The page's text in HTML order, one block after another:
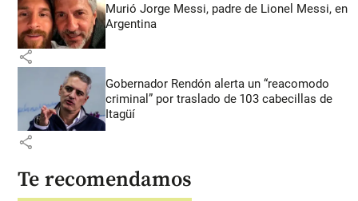
Murió Jorge Messi, padre de Lionel Messi, en
Argentina
share
Gobernador Rendón alerta un “reacomodo
criminal” por traslado de 103 cabecillas de
Itagüí
share
Te recomendamos